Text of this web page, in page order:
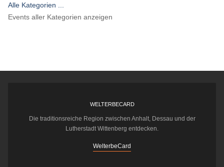
Alle Kategorien ...
Events aller Kategorien anzeigen
WELTERBECARD
Die traditionsreiche Region zwischen Anhalt, Dessau und der
Lutherstadt Wittenberg entdecken.
WelterbeCard